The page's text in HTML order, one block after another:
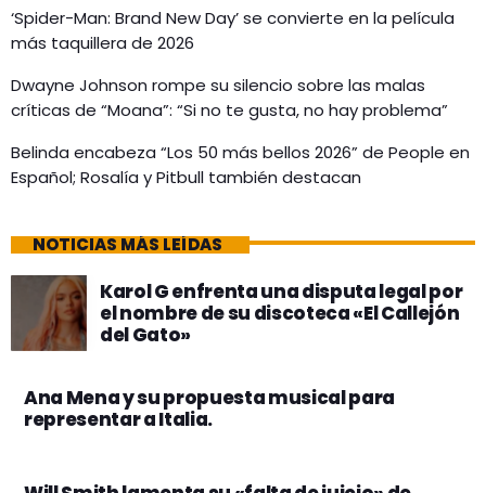
‘Spider-Man: Brand New Day’ se convierte en la película
más taquillera de 2026
Dwayne Johnson rompe su silencio sobre las malas
críticas de “Moana”: “Si no te gusta, no hay problema”
Belinda encabeza “Los 50 más bellos 2026” de People en
Español; Rosalía y Pitbull también destacan
NOTICIAS MÁS LEÍDAS
Karol G enfrenta una disputa legal por
el nombre de su discoteca «El Callejón
del Gato»
Ana Mena y su propuesta musical para
representar a Italia.